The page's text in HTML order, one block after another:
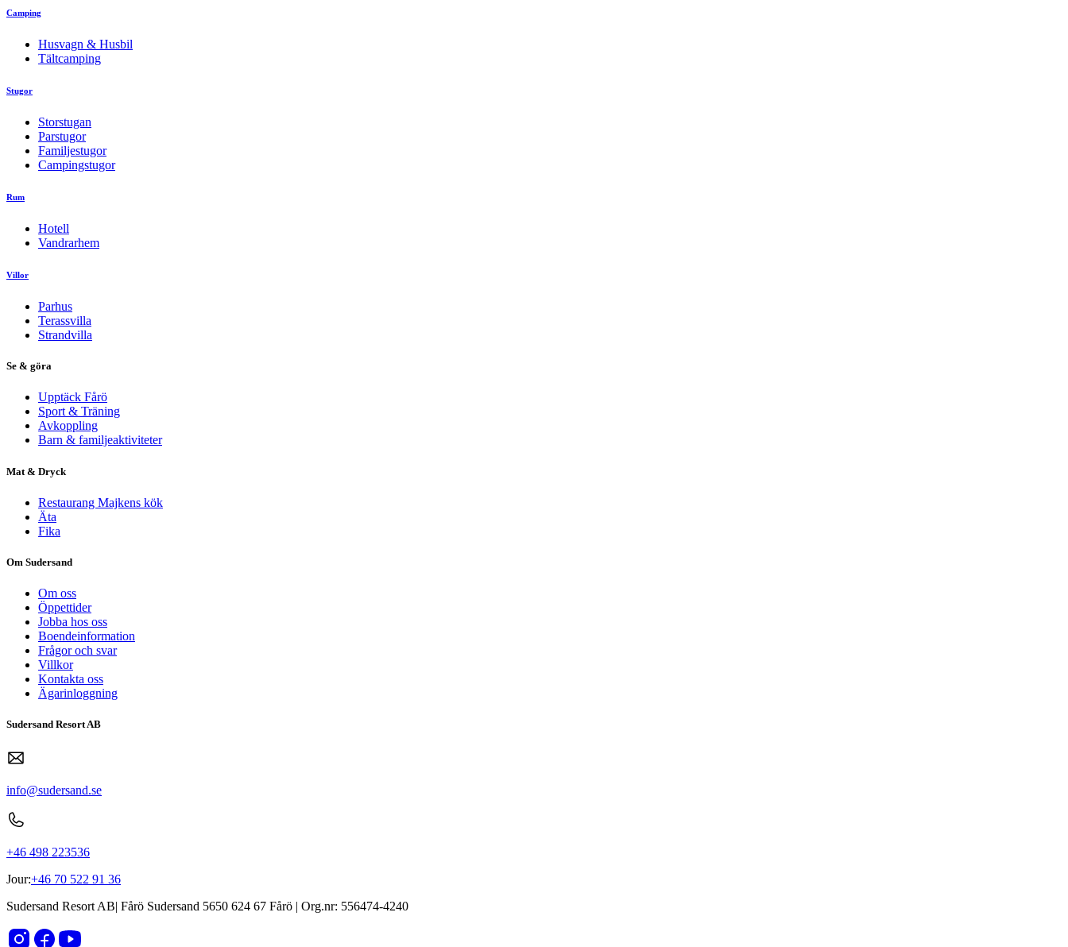
Camping
Husvagn & Husbil
Tältcamping
Stugor
Storstugan
Parstugor
Familjestugor
Campingstugor
Rum
Hotell
Vandrarhem
Villor
Parhus
Terassvilla
Strandvilla
Se & göra
Upptäck Fårö
Sport & Träning
Avkoppling
Barn & familjeaktiviteter
Mat & Dryck
Restaurang Majkens kök
Äta
Fika
Om Sudersand
Om oss
Öppettider
Jobba hos oss
Boendeinformation
Frågor och svar
Villkor
Kontakta oss
Ägarinloggning
Sudersand Resort AB
info@sudersand.se
+46 498 223536
Jour:+46 70 522 91 36
Sudersand Resort AB| Fårö Sudersand 5650 624 67 Fårö | Org.nr: 556474-4240